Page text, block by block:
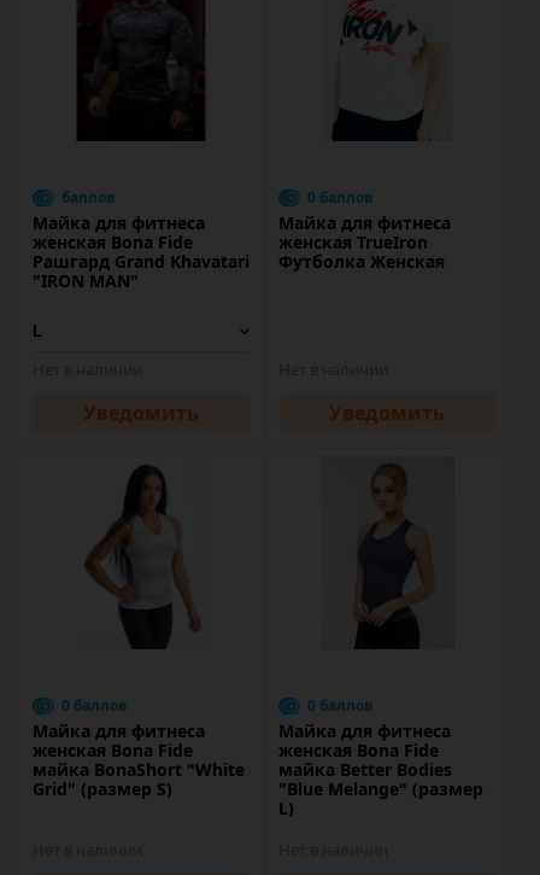
баллов
Майка для фитнеса
женская Bona Fide
Рашгард Grand Khavatari
"IRON MAN"
Уведомить
0 баллов
Майка для фитнеса
женская TrueIron
Футболка Женская
Уведомить
0 баллов
Майка для фитнеса
женская Bona Fide
майка BonaShort "White
Grid" (размер S)
0 баллов
Майка для фитнеса
женская Bona Fide
майка Better Bodies
"Blue Melange" (размер
L)